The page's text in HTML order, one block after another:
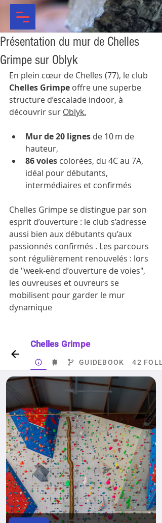
Présentation du mur de Chelles
Grimpe sur Oblyk
En plein cœur de Chelles (77), le club
Chelles Grimpe offre une superbe
structure d’escalade indoor, à
découvrir sur Oblyk.
Mur de 20 lignes de 10 m de
hauteur,
86 voies colorées, du 4C au 7A,
idéal pour débutants,
intermédiaires et confirmés
Chelles Grimpe se distingue par son
esprit d’ouverture : le club s’adresse
aussi bien aux débutants qu’aux
passionnés confirmés . Les parcours
sont régulièrement renouvelés : lors
de "week‑end d’ouverture de voies",
les ouvreuses et ouvreurs se
mobilisent pour garder le mur
dynamique